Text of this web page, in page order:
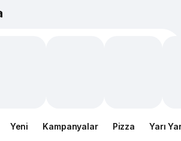
Yeni Kampanyalar Pizza Yarı